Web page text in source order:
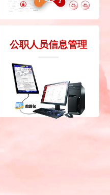
公职人员信息管理